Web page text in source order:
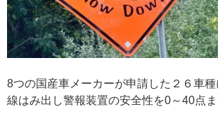
8つの国産車メーカーが申請した２６車
線はみ出し警報装置の安全性を0～40点